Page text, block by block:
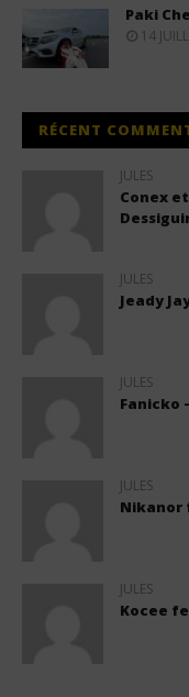
Paki
14
RÉCENT
JULES
Conex
JULES
Jeady
JULES
Fanicko
JULES
Nikanor
JULES
Kocee